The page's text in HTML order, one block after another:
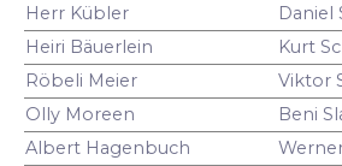
Herr Kübler
Daniel
Heiri Bäuerlein
Kurt
Röbeli Meier
Viktor
Olly Moreen
Beni
Albert Hagenbuch